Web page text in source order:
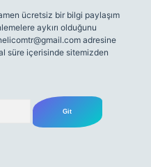
ücretsiz bir bilgi paylaşım
aykırı olduğunu
adresine
süre içerisinde sitemizden